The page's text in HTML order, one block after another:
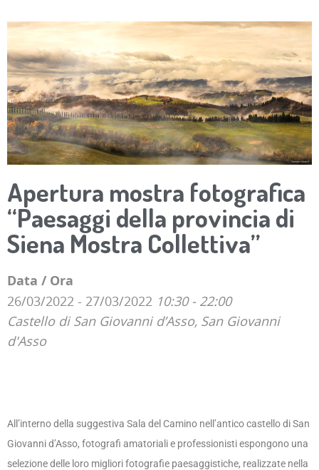
Apertura mostra fotografica
“Paesaggi della provincia di
Siena Mostra Collettiva”
Data / Ora
26/03/2022 - 27/03/2022 10:30 - 22:00
Castello di San Giovanni d’Asso, San Giovanni
d'Asso
All’interno della suggestiva Sala del Camino nell’antico castello di San
Giovanni d’Asso, fotografi amatoriali e professionisti espongono una
selezione delle loro migliori fotografie paesaggistiche, realizzate nella